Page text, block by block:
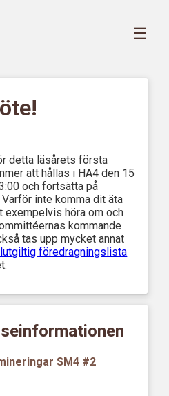
☰
detta läsårets första
att hållas i HA4 den 15
och fortsätta på
inte komma dit äta
exempelvis höra om och
kommande
tas upp mycket annat
föredragningslista
SM4 #2